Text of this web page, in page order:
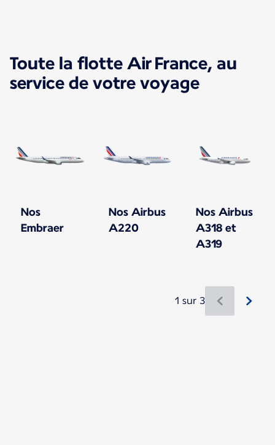
Toute la flotte Air France, au
service de votre voyage
Nos
Embraer
Nos Airbus
A220
Nos Airbus
A318 et
A319
1 sur 3